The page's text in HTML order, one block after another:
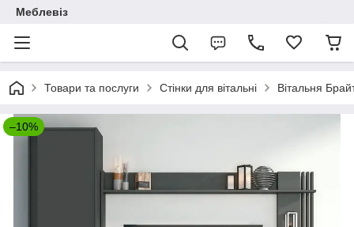
Меблевіз
Товари та послуги Стінки для вітальні Вітальня
–10%